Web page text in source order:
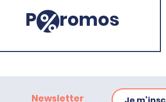
P romos
Newsletter